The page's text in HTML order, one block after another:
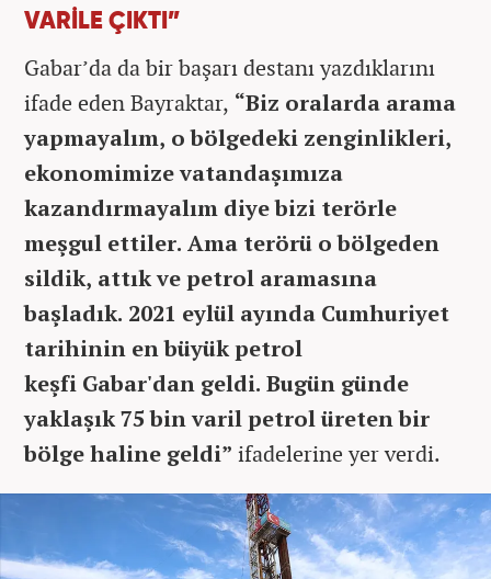
VARİLE ÇIKTI”
Gabar’da da bir başarı destanı yazdıklarını
ifade eden Bayraktar, “Biz oralarda arama
yapmayalım, o bölgedeki zenginlikleri,
ekonomimize vatandaşımıza
kazandırmayalım diye bizi terörle
meşgul ettiler. Ama terörü o bölgeden
sildik, attık ve petrol aramasına
başladık. 2021 eylül ayında Cumhuriyet
tarihinin en büyük petrol
keşfi Gabar'dan geldi. Bugün günde
yaklaşık 75 bin varil petrol üreten bir
bölge haline geldi” ifadelerine yer verdi.